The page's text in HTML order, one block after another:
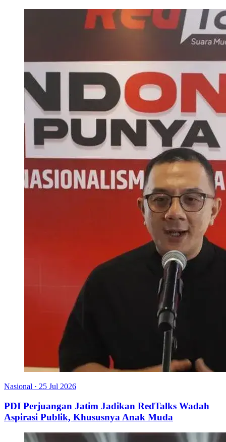
Nasional · 25 Jul 2026
PDI Perjuangan Jatim Jadikan RedTalks Wadah
Aspirasi Publik, Khususnya Anak Muda